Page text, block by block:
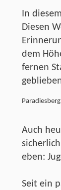
In
Diesen
dem
fernen
Auch
eben:
Seit ein